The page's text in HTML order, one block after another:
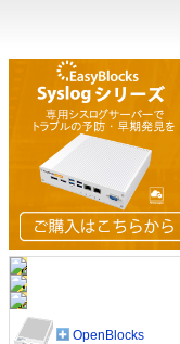
OpenBlocks